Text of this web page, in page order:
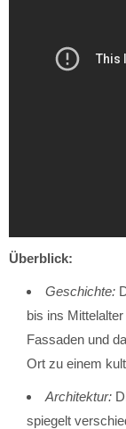
Überblick:
Geschichte:
bis ins
Fassaden und
Ort zu einem
Architektur:
spiegelt